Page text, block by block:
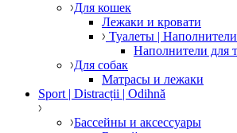
Для кошек
Лежаки и кровати
Туалеты | Наполнители
Наполнители для
Для собак
Матрасы и лежаки
Sport | Distracții | Odihnă
Бассейны и аксессуары